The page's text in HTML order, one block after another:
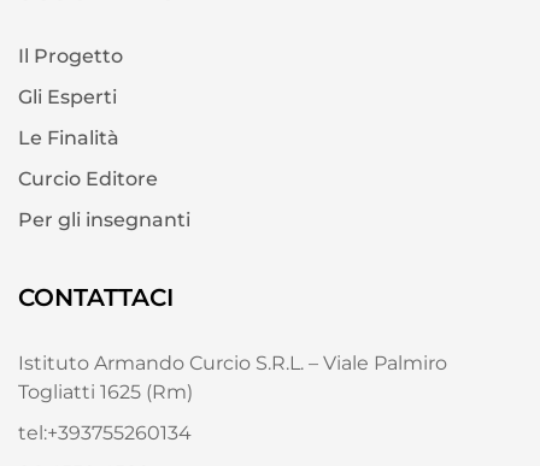
Il Progetto
Gli Esperti
Le Finalità
Curcio Editore
Per gli insegnanti
CONTATTACI
Istituto Armando Curcio S.R.L. – Viale Palmiro
Togliatti 1625 (Rm)
tel:+393755260134